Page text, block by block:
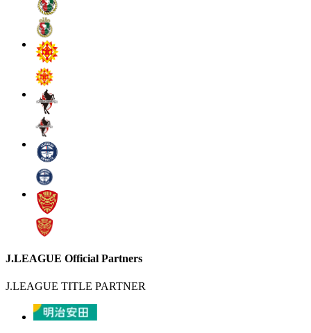
J.LEAGUE Official Partners
J.LEAGUE TITLE PARTNER